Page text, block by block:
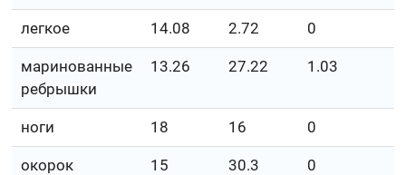
легкое 14.08 2.72 0
маринованные
ребрышки
13.26 27.22 1.03
ноги 18 16 0
окорок 15 30.3 0